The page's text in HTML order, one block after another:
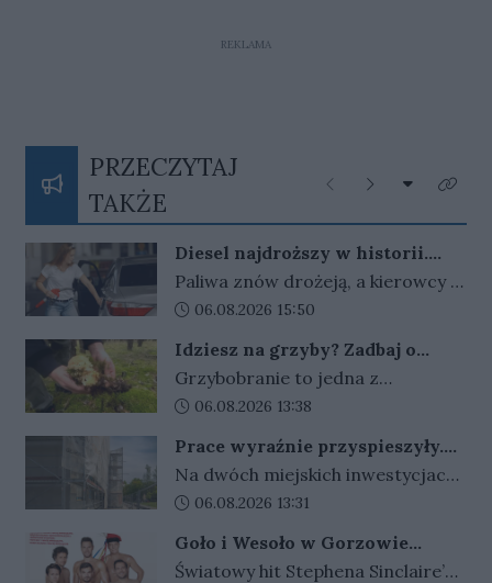
REKLAMA
PRZECZYTAJ
TAKŻE
Poprzednie
Następne
Rozwiń
Kliknij
Diesel najdroższy w historii.
Rząd rozważa powrót osłon, ale
stawia warunek
Paliwa znów drożeją, a kierowcy z
niepokojem patrzą na ceny przy
powrotu osłon, ale decyzji wciąż
nie ma.
Data dodania artykułu:
06.08.2026 15:50
Idziesz na grzyby? Zadbaj o
telefon i orientację w terenie
Grzybobranie to jedna z
najbardziej lubianych polskich
wypoczynek na świeżym
powietrzu. Trzeba jednak
pamiętać, że las bywa zdradliwy, a
chwila nieuwagi może skończyć się
zagubieniem. Każdego roku
Data dodania artykułu:
06.08.2026 13:38
Prace wyraźnie przyspieszyły.
Tak zmieniają się miejskie
placówki
Na dwóch miejskich inwestycjach
przy ul. Wróblewskiego w
postęp prac. Roboty prowadzone
Data dodania artykułu:
06.08.2026 13:31
Goło i Wesoło w Gorzowie
Wielkopolskim - komedia, która
Światowy hit Stephena Sinclaire’a i